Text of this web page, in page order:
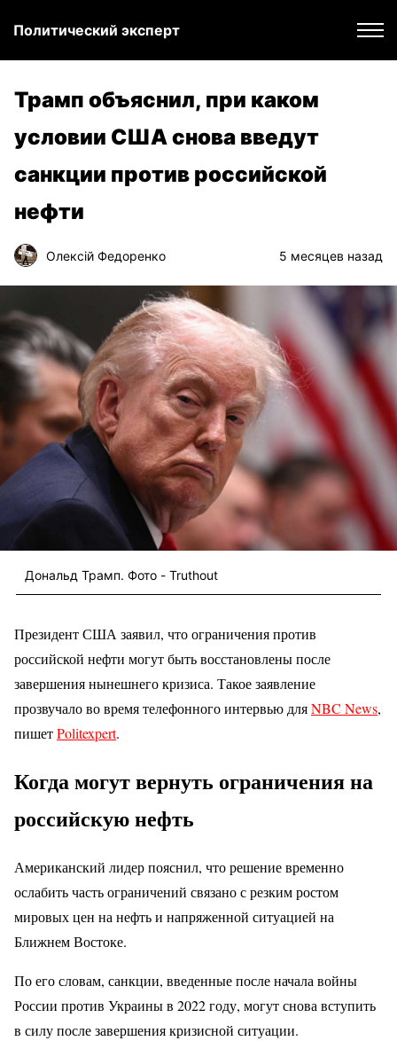
Политический эксперт
Трамп объяснил, при каком
условии США снова введут
санкции против российской
нефти
Олексій Федоренко 5 месяцев назад
Дональд Трамп. Фото - Truthout
Президент США заявил, что ограничения против
российской нефти могут быть восстановлены после
завершения нынешнего кризиса. Такое заявление
прозвучало во время телефонного интервью дляNBC News,
пишетPolitexpert.
Когда могут вернуть ограничения на
российскую нефть
Американский лидер пояснил, что решение временно
ослабить часть ограничений связано с резким ростом
мировых цен на нефть и напряженной ситуацией на
Ближнем Востоке.
По его словам, санкции, введенные после начала войны
России против Украины в 2022 году, могут снова вступить
в силу после завершения кризисной ситуации.